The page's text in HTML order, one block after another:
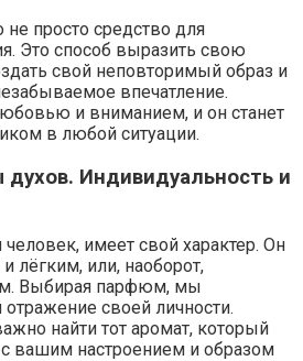
просто средство для
Это способ выразить свою
свой неповторимый образ и
впечатление.
и вниманием, и он станет
в любой ситуации.
Индивидуальность и
имеет свой характер. Он
лёгким, или, наоборот,
Выбирая парфюм, мы
своей личности.
найти тот аромат, который
вашим настроением и образом